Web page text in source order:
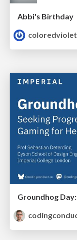
Abbi's Birthday
coloredviolet